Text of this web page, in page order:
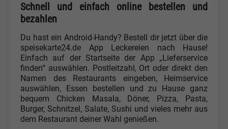
Schnell und einfach online bestellen und
bezahlen
Du hast ein Android-Handy? Bestell dir jetzt über die
speisekarte24.de App Leckereien nach Hause!
Einfach auf der Startseite der App „Lieferservice
finden“ auswählen. Postleitzahl, Ort oder direkt den
Namen des Restaurants eingeben, Heimservice
auswählen, Essen bestellen und zu Hause ganz
bequem Chicken Masala, Döner, Pizza, Pasta,
Burger, Schnitzel, Salate, Sushi und vieles mehr aus
dem Restaurant deiner Wahl genießen.